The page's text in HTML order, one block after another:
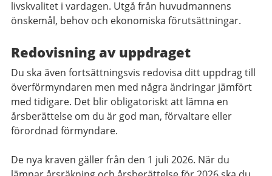
livskvalitet i vardagen. Utgå från huvudmannens
önskemål, behov och ekonomiska förutsättningar.
Redovisning av uppdraget
Du ska även fortsättningsvis redovisa ditt uppdrag till
överförmyndaren men med några ändringar jämfört
med tidigare. Det blir obligatoriskt att lämna en
årsberättelse om du är god man, förvaltare eller
förordnad förmyndare.
De nya kraven gäller från den 1 juli 2026. När du